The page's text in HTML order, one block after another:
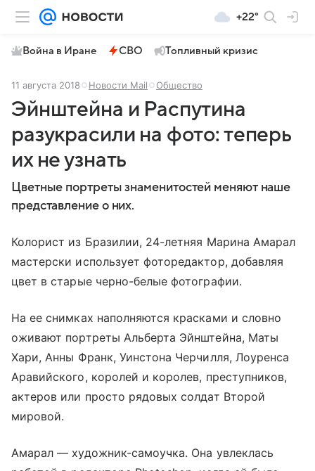
+22°
Война в Иране СВО Топливный кризис
11 августа 2018 Новости Mail Общество
Эйнштейна и Распутина
разукрасили на фото: теперь
их не узнать
Цветные портреты знаменитостей меняют наше
представление о них.
Колорист из Бразилии, 24-летняя Марина Амарал
мастерски использует фоторедактор, добавляя
цвет в старые черно-белые фотографии.
На ее снимках наполняются красками и словно
оживают портреты Альберта Эйнштейна, Маты
Хари, Анны Франк, Уинстона Черчилля, Лоуренса
Аравийского, королей и королев, преступников,
актеров или просто рядовых солдат Второй
мировой.
Амарал — художник-самоучка. Она увлеклась